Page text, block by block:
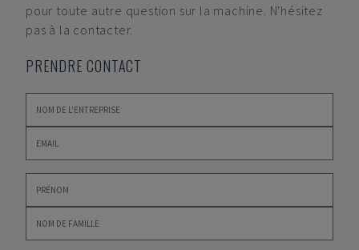
pour toute autre question sur la machine. N'hésitez
pas à la contacter.
PRENDRE CONTACT